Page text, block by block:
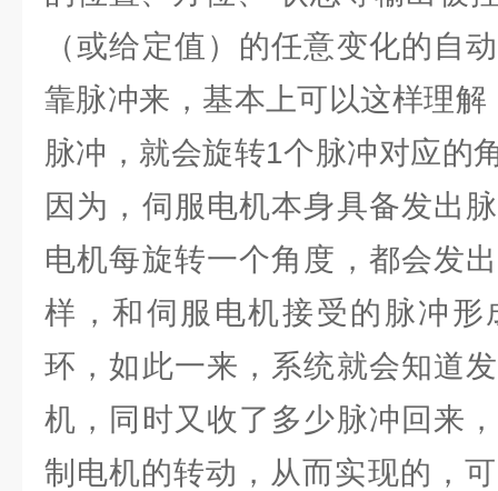
（或给定值）的任意变化的自
靠脉冲来，基本上可以这样理
脉冲，就会旋转1个脉冲对应的
因为，伺服电机本身具备发出
电机每旋转一个角度，都会发
样，和伺服电机接受的脉冲形
环，如此一来，系统就会知道
机，同时又收了多少脉冲回来
制电机的转动，从而实现的，